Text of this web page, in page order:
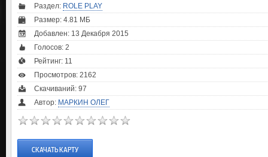
Раздел: ROLE PLAY
Размер: 4.81 МБ
Добавлен: 13 Декабря 2015
Голосов: 2
Рейтинг: 11
Просмотров: 2162
Скачиваний: 97
Автор: МАРКИН ОЛЕГ
СКАЧАТЬ КАРТУ